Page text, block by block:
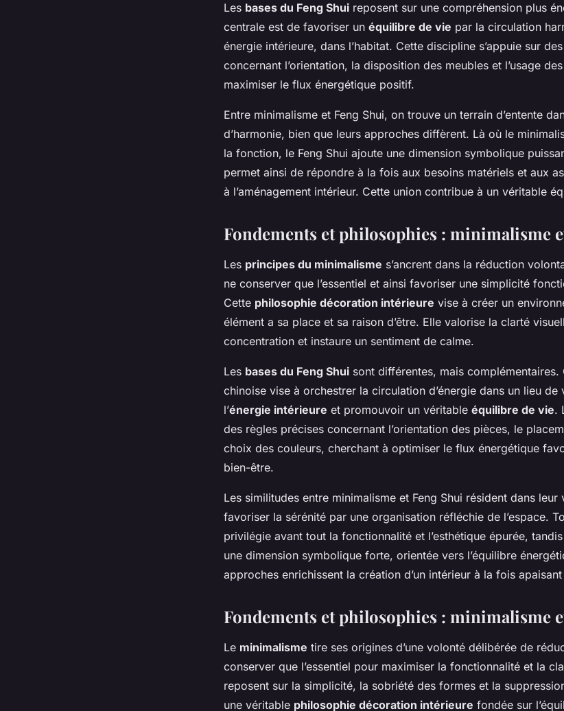
Les bases du Feng Shui reposent sur une compréhension plus
centrale est de favoriser un équilibre de vie par la circulation
énergie intérieure, dans l’habitat. Cette discipline s’appuie sur
concernant l’orientation, la disposition des meubles et l’usage
maximiser le flux énergétique positif.
Entre minimalisme et Feng Shui, on trouve un terrain d’entente
d’harmonie, bien que leurs approches diffèrent. Là où le
la fonction, le Feng Shui ajoute une dimension symbolique
permet ainsi de répondre à la fois aux besoins matériels et aux
à l’aménagement intérieur. Cette union contribue à un véritable
Fondements et philosophies : minimalisme
Les principes du minimalisme s’ancrent dans la réduction
ne conserver que l’essentiel et ainsi favoriser une simplicité
Cette philosophie décoration intérieure vise à créer un
élément a sa place et sa raison d’être. Elle valorise la clarté
concentration et instaure un sentiment de calme.
Les bases du Feng Shui sont différentes, mais
chinoise vise à orchestrer la circulation d’énergie dans un lieu de
l’énergie intérieure et promouvoir un véritable équilibre de vie.
des règles précises concernant l’orientation des pièces, le
choix des couleurs, cherchant à optimiser le flux énergétique
bien-être.
Les similitudes entre minimalisme et Feng Shui résident dans
favoriser la sérénité par une organisation réfléchie de l’espace.
privilégie avant tout la fonctionnalité et l’esthétique épurée,
une dimension symbolique forte, orientée vers l’équilibre
approches enrichissent la création d’un intérieur à la fois
Fondements et philosophies : minimalisme
Le minimalisme tire ses origines d’une volonté délibérée de
conserver que l’essentiel pour maximiser la fonctionnalité et la
reposent sur la simplicité, la sobriété des formes et la
une véritable philosophie décoration intérieure fondée sur